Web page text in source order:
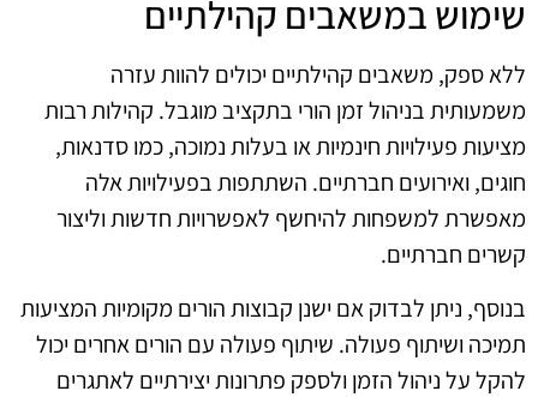
שימוש במשאבים קהילתיים
ללא ספק, משאבים קהילתיים יכולים להוות עזרה
משמעותית בניהול זמן הורי בתקציב מוגבל. קהילות רבות
מציעות פעילויות חינמיות או בעלות נמוכה, כמו סדנאות,
חוגים, ואירועים חברתיים. השתתפות בפעילויות אלה
מאפשרת למשפחות להיחשף לאפשרויות חדשות וליצור
קשרים חברתיים.
בנוסף, ניתן לבדוק אם ישנן קבוצות הורים מקומיות המציעות
תמיכה ושיתוף פעולה. שיתוף פעולה עם הורים אחרים יכול
להקל על ניהול הזמן ולספק פתרונות יצירתיים לאתגרים